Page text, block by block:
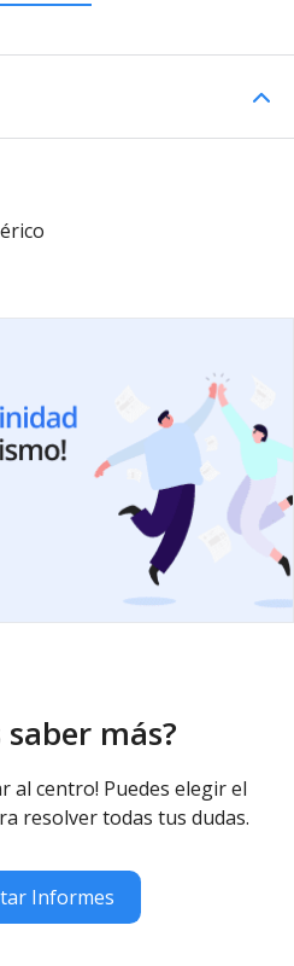
más?
al centro! Puedes elegir el
resolver todas tus dudas.
Informes